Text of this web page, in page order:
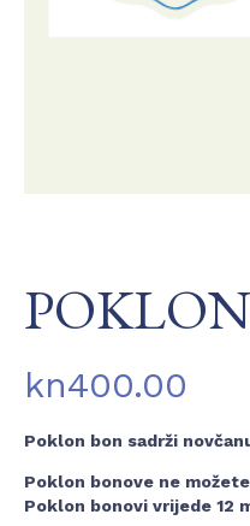
kn400.00
Poklon bon sadrži
Poklon bonove ne
Poklon bonovi vrijede 12